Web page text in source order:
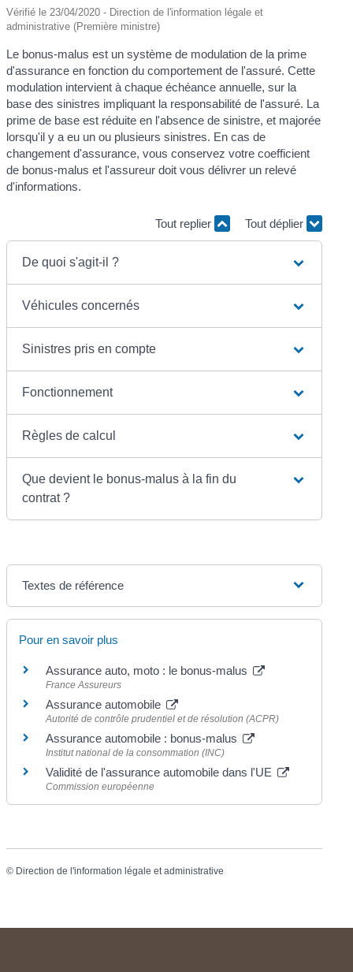
Vérifié le 23/04/2020 - Direction de l'information légale et
administrative (Première ministre)
Le bonus-malus est un système de modulation de la prime
d'assurance en fonction du comportement de l'assuré. Cette
modulation intervient à chaque échéance annuelle, sur la
base des sinistres impliquant la responsabilité de l'assuré. La
prime de base est réduite en l'absence de sinistre, et majorée
lorsqu'il y a eu un ou plusieurs sinistres. En cas de
changement d'assurance, vous conservez votre coefficient
de bonus-malus et l'assureur doit vous délivrer un relevé
d'informations.
Tout replier Tout déplier
De quoi s'agit-il ?
Véhicules concernés
Sinistres pris en compte
Fonctionnement
Règles de calcul
Que devient le bonus-malus à la fin du
contrat ?
Textes de référence
Pour en savoir plus
Assurance auto, moto : le bonus-malus
France Assureurs
Assurance automobile
Autorité de contrôle prudentiel et de résolution (ACPR)
Assurance automobile : bonus-malus
Institut national de la consommation (INC)
Validité de l'assurance automobile dans l'UE
Commission européenne
© Direction de l'information légale et administrative